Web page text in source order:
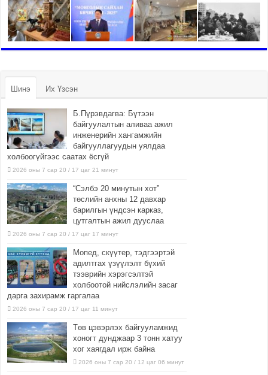
Шинэ Их Үзсэн
Б.Пүрэвдагва: Бүтээн
байгуулалтын аливаа ажил
инженерийн хангамжийн
байгууллагуудын уялдаа
холбоогүйгээс саатах ёсгүй
2026 оны 7 сар 20 / 17 цаг 21 минут
“Сэлбэ 20 минутын хот”
төслийн анхны 12 давхар
барилгын үндсэн карказ,
цутгалтын ажил дууслаа
2026 оны 7 сар 20 / 17 цаг 17 минут
Мопед, скүүтер, тэдгээртэй
адилтгах үзүүлэлт бүхий
тээврийн хэрэгсэлтэй
холбоотой нийслэлийн засаг
дарга захирамж гаргалаа
2026 оны 7 сар 20 / 17 цаг 11 минут
Төв цэвэрлэх байгууламжид
хоногт дунджаар 3 тонн хатуу
хог хаягдал ирж байна
2026 оны 7 сар 20 / 12 цаг 06 минут